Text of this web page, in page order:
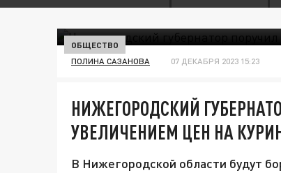
ОБЩЕСТВО
ПОЛИНА САЗАНОВА 07 ДЕКАБРЯ 2023 15:23
НИЖЕГОРОДСКИЙ
УВЕЛИЧЕНИЕМ ЦЕН НА
В Нижегородской области будут